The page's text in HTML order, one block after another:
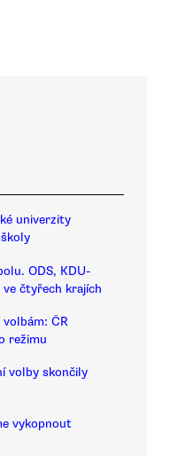
univerzity
ODS, KDU-
ve čtyřech krajích
ČR
režimu
volby skončily
vykopnout